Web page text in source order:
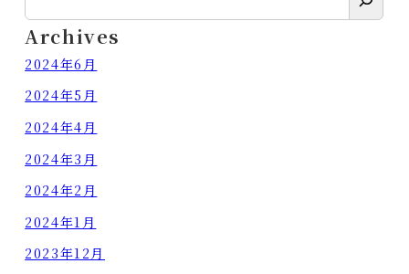
索
Archives
2024年6月
2024年5月
2024年4月
2024年3月
2024年2月
2024年1月
2023年12月